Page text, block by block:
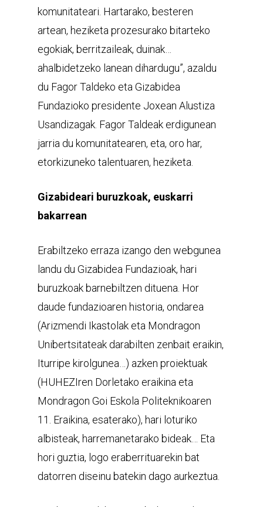
komunitateari. Hartarako, besteren
artean, heziketa prozesurako bitarteko
egokiak, berritzaileak, duinak…
ahalbidetzeko lanean dihardugu”, azaldu
du Fagor Taldeko eta Gizabidea
Fundazioko presidente Joxean Alustiza
Usandizagak. Fagor Taldeak erdigunean
jarria du komunitatearen, eta, oro har,
etorkizuneko talentuaren, heziketa.
Gizabideari buruzkoak, euskarri
bakarrean
Erabiltzeko erraza izango den webgunea
landu du Gizabidea Fundazioak, hari
buruzkoak barnebiltzen dituena. Hor
daude fundazioaren historia, ondarea
(Arizmendi Ikastolak eta Mondragon
Unibertsitateak darabilten zenbait eraikin,
Iturripe kirolgunea…) azken proiektuak
(HUHEZIren Dorletako eraikina eta
Mondragon Goi Eskola Politeknikoaren
11. Eraikina, esaterako), hari loturiko
albisteak, harremanetarako bideak… Eta
hori guztia, logo eraberrituarekin bat
datorren diseinu batekin dago aurkeztua.